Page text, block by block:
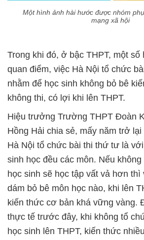
Một hình ảnh hài hước được nhóm
mạng xã hội
Trong khi đó, ở bậc THPT, một
quan điểm, việc Hà Nội tổ chức
nhằm để học sinh không bỏ bê
không thi, có lợi khi lên THPT.
Hiệu trưởng Trường THPT Đoàn
Hồng Hải chia sẻ, mấy năm trở
Hà Nội tổ chức bài thi thứ tư là
sinh học đều các môn. Nếu
học sinh sẽ học tập vất vả hơn
dám bỏ bê môn học nào, khi lên
kiến thức cơ bản khá vững vàng.
thực tế trước đây, khi không tổ
học sinh lên THPT, kiến thức